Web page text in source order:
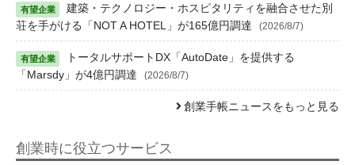
建築・テクノロジー・ホスピタリティを融合させた別
荘を手がける「NOT A HOTEL」が165億円調達
(2026/8/7)
トータルサポートDX「AutoDate」を提供する
「Marsdy」が4億円調達
(2026/8/7)
創業手帳ニュースをもっと見る
創業時に役立つサービス